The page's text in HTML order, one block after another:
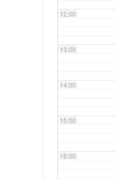
12:00
13:00
14:00
15:00
16:00